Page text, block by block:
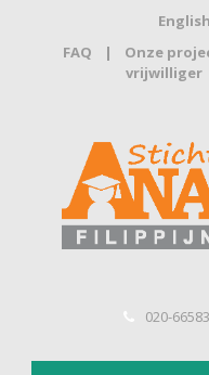
English
FAQ
| Onze
vrijwilliger
020-